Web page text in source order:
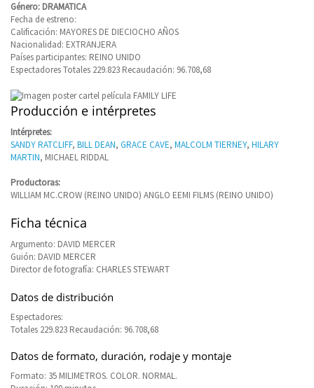
Género: DRAMATICA
Fecha de estreno:
Calificación: MAYORES DE DIECIOCHO AÑOS
Nacionalidad: EXTRANJERA
Países participantes: REINO UNIDO
Espectadores Totales 229.823 Recaudación: 96.708,68
Producción e intérpretes
Intérpretes:
SANDY RATCLIFF, BILL DEAN, GRACE CAVE, MALCOLM TIERNEY, HILARY
MARTIN, MICHAEL RIDDAL
Productoras:
WILLIAM MC.CROW (REINO UNIDO) ANGLO EEMI FILMS (REINO UNIDO)
Ficha técnica
Argumento: DAVID MERCER
Guión: DAVID MERCER
Director de fotografía: CHARLES STEWART
Datos de distribución
Espectadores:
Totales 229.823 Recaudación: 96.708,68
Datos de formato, duración, rodaje y montaje
Formato: 35 MILIMETROS. COLOR. NORMAL.